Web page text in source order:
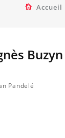
Accueil
Pandelé